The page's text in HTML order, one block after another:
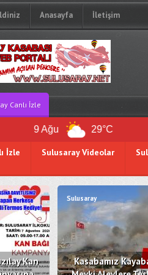
Anasayfa İletişim
Canlı İzle
29°C
İzle Sulusaray Videolar
Z.Defteri
Kan
Sulusaray
Kasabamız